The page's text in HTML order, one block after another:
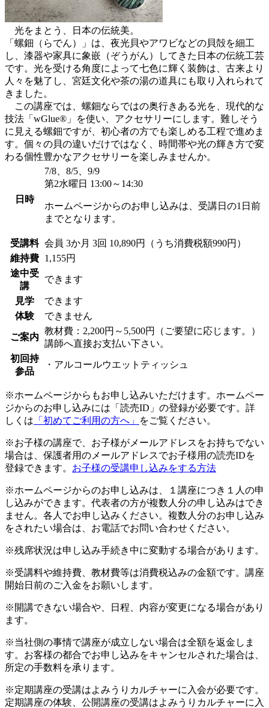
光をまとう、日本の伝統美。
「螺鈿（らでん）」は、夜光貝やアワビなどの貝殻を細工
し、漆器や家具に象嵌（ぞうがん）してきた日本の伝統工芸
です。光を受ける角度によって七色に輝く装飾は、古来より
人々を魅了し、宮廷文化や茶の湯の道具にも取り入れられて
きました。
この講座では、螺鈿ならではの奥行きある光を、現代的な
技法「wGlue®」を使い、アクセサリーにします。難しそう
に見える螺鈿ですが、初心者の方でも楽しめる工程で進めま
す。個々の貝の違いだけではなく、時間帯や光の輝き方で変
わる個性豊かなアクセサリーを楽しみませんか。
日時
7/8、8/5、9/9
第2水曜日 13:00～14:30
ホームページからのお申し込みは、受講日の1日前
までとなります。
受講料 会員 3か月 3回 10,890円（うち消費税額990円）
維持費
1,155円
途中受
講
できます
見学
できます
体験
できません
ご案内
教材費：2,200円～5,500円（ご要望に応じます。）
講師へ直接お支払い下さい。
初回持
参品
・アルコールウエットティッシュ
※ホームページからもお申し込みいただけます。ホームペー
ジからのお申し込みには「読売ID」の登録が必要です。詳
しくは 「初めてご利用の方へ」 をご覧ください。
※お子様の講座で、お子様がメールアドレスをお持ちでない
場合は、保護者用のメールアドレスでお子様用の読売IDを
登録できます。 お子様の受講申し込みをする方法
※ホームページからのお申し込みは、１講座につき１人の申
し込みができます。代表者の方が複数人分の申し込みはでき
ません。各人でお申し込みください。複数人分のお申し込み
をされたい場合は、お電話でお問い合わせください。
※残席状況は申し込み手続き中に変動する場合があります。
※受講料や維持費、教材費等は消費税込みの金額です。講座
開始日前のご入金をお願いします。
※開講できない場合や、日程、内容が変更になる場合があり
ます。
※当社側の事情で講座が成立しない場合は全額を返金しま
す。お客様の都合でお申し込みをキャンセルされた場合は、
所定の手数料を承ります。
※定期講座の受講はよみうりカルチャーに入会が必要です。
定期講座の体験、公開講座の受講はよみうりカルチャーに入